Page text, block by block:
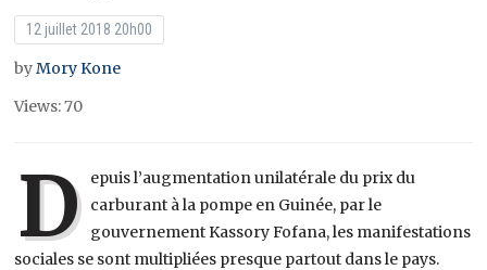
12 juillet 2018 20h00
byMory Kone
Views: 70
D epuis l’augmentation unilatérale du prix du
carburant à la pompe en Guinée, par le
gouvernement Kassory Fofana, les manifestations
sociales se sont multipliées presque partout dans le pays.